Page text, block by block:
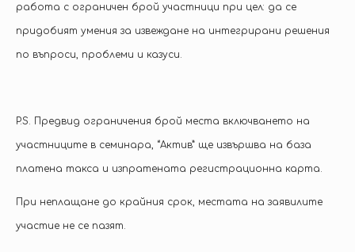
работа с ограничен брой участници при цел: да се
придобият умения за извеждане на интегрирани решения
по въпроси, проблеми и казуси.
P.S. Предвид ограничения брой места включването на
участниците в семинара, “Актив” ще извършва на база
платена такса и изпратената регистрационна карта.
При неплащане до крайния срок, местата на заявилите
участие не се пазят.